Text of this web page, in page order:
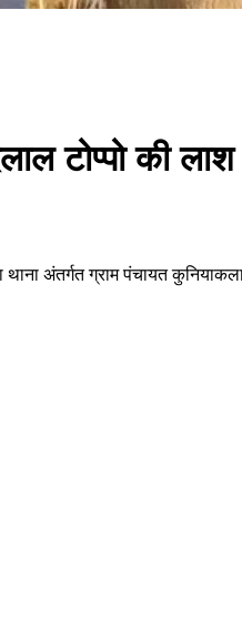
टोप्पो की
अंतर्गत ग्राम पंचायत